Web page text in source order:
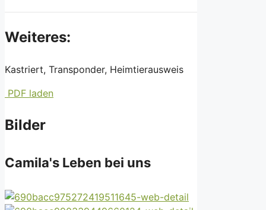
Weiteres:
Kastriert, Transponder, Heimtierausweis
PDF laden
Bilder
Camila's Leben bei uns